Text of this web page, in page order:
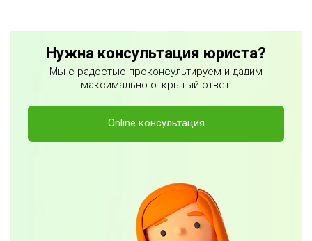
Нужна консультация юриста?
Мы с радостью проконсультируем и дадим
максимально открытый ответ!
Online консультация